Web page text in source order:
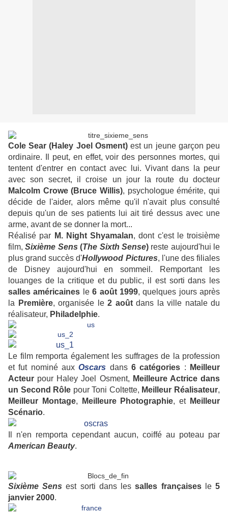
Cole Sear (Haley Joel Osment)est un jeune garçon peu
ordinaire. Il peut, en effet, voir des personnes mortes, qui
tentent d'entrer en contact avec lui. Vivant dans la peur
avec son secret, il croise un jour la route du docteur
Malcolm Crowe (Bruce Willis), psychologue émérite, qui
décide de l'aider, alors même qu'il n'avait plus consulté
depuis qu'un de ses patients lui ait tiré dessus avec une
arme, avant de se donner la mort...
Réalisé par M. Night Shyamalan, dont c'est le troisième
film,Sixième Sens (The Sixth Sense)reste aujourd'hui le
plus grand succès d'Hollywood Pictures, l'une des filiales
de Disney aujourd'hui en sommeil. Remportant les
louanges de la critique et du public, il est sorti dans les
salles américaines le6 août 1999, quelques jours après
la
Première, organisée le 2 aoûtdans la ville natale du
réalisateur, Philadelphie.
Le film remporta également les suffrages de la profession
et fut nominé auxOscars dans6 catégories :
Meilleur
Acteur pour Haley Joel Osment, Meilleure Actrice dans
un Second Rôle pour Toni Coltette, Meilleur Réalisateur,
Meilleur Montage, Meilleure Photographie, et Meilleur
Scénario.
Il n'en remporta cependant aucun, coiffé au poteau par
American Beauty.
Sixième Sens est sorti dans lessalles françaisesle5
janvier 2000.